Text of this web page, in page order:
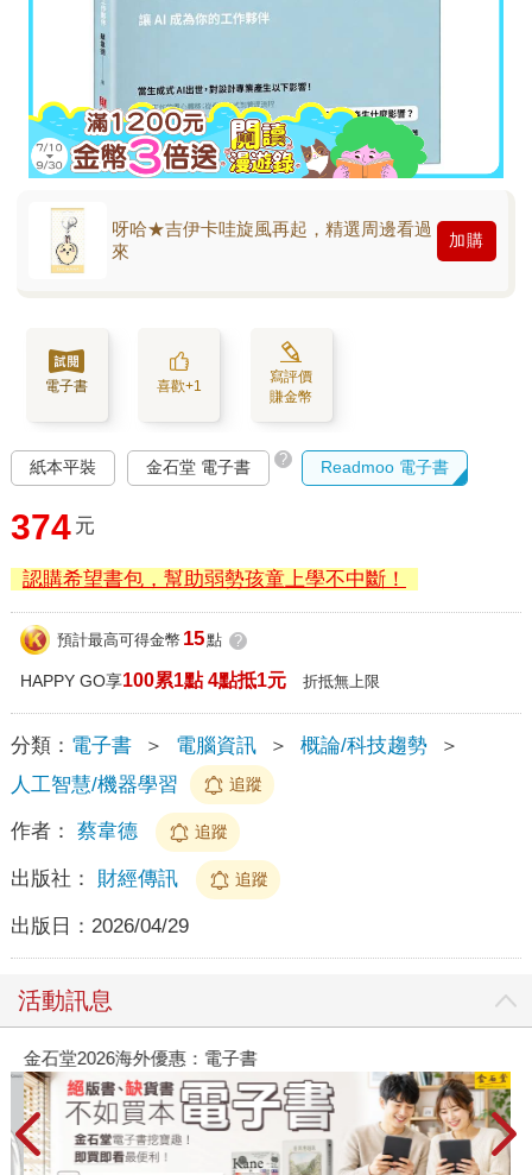
呀哈★吉伊卡哇旋風再起，精選周邊看過
來
加購
電子書 喜歡+1
寫評價
賺金幣
紙本平裝 金石堂 電子書 ? Readmoo 電子書
374 元
認購希望書包，幫助弱勢孩童上學不中斷！
預計最高可得金幣 15點 ?
HAPPY GO享100累1點 4點抵1元 折抵無上限
分類： 電子書 ＞ 電腦資訊 ＞ 概論/科技趨勢
＞
人工智慧/機器學習
追蹤
作者： 蔡韋德 追蹤
出版社： 財經傳訊 追蹤
出版日： 2026/04/29
活動訊息
金石堂2026海外優惠：電子書